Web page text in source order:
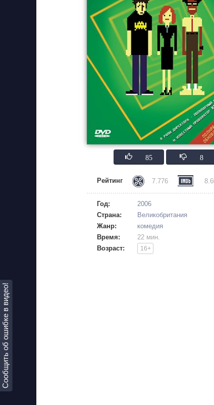
Сообщить об ошибке в видео!
85 8
Рейтинг 7.776
Год:
2006
Страна:
Великобритания
Жанр:
комедия
Время:
22 мин.
Возраст:
16+